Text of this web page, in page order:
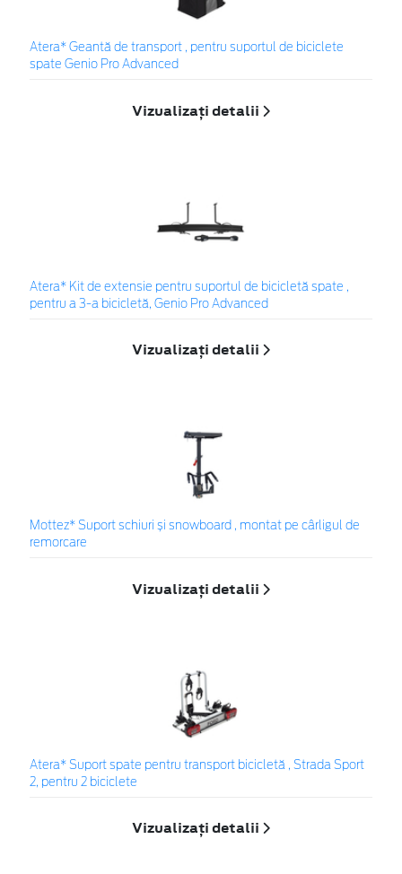
Atera* Geantă de transport , pentru suportul de biciclete
spate Genio Pro Advanced
Vizualizați detalii
Atera* Kit de extensie pentru suportul de bicicletă spate ,
pentru a 3-a bicicletă, Genio Pro Advanced
Vizualizați detalii
Mottez* Suport schiuri și snowboard , montat pe cârligul de
remorcare
Vizualizați detalii
Atera* Suport spate pentru transport bicicletă , Strada Sport
2, pentru 2 biciclete
Vizualizați detalii